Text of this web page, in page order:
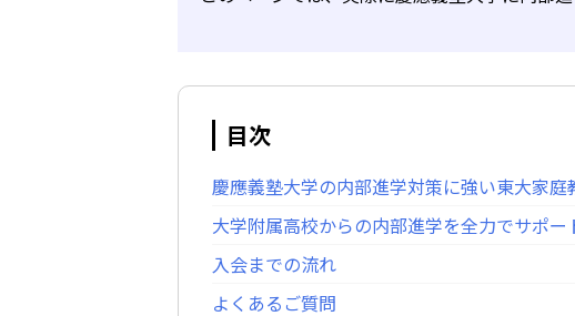
目次
慶應義塾大学の内部進学対策に強い東大家
大学附属高校からの内部進学を全力でサポー
入会までの流れ
よくあるご質問